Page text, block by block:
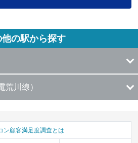
他の駅から探す
荒川線）
ン顧客満足度調査とは